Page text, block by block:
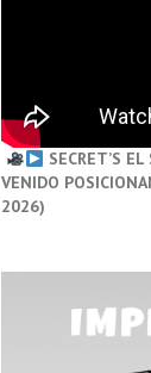
SECRET’S
VENIDO
2026)